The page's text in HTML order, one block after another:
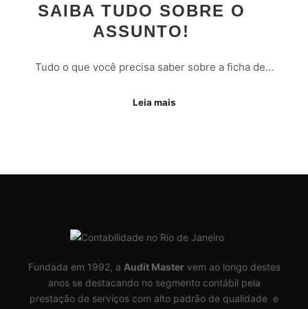
SAIBA TUDO SOBRE O
ASSUNTO!
Tudo o que você precisa saber sobre a ficha de…
Leia mais
Fundada em 1992, a Audit Mastervem ao longo destes
anos se destacando no segmento contábil pela
prestação de serviços com alto padrão de qualidade e